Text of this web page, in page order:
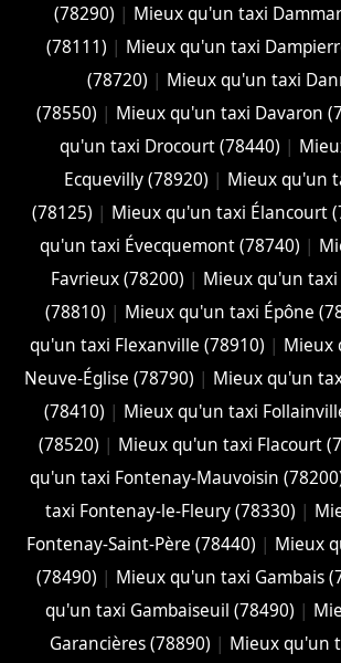
(78290) | Mieux qu'un taxi
(78111) | Mieux qu'un taxi
(78720) | Mieux qu'un taxi
(78550) | Mieux qu'un taxi Davaron
qu'un taxi Drocourt (78440) |
Ecquevilly (78920) | Mieux qu'un
(78125) | Mieux qu'un taxi Élancourt
qu'un taxi Évecquemont (78740) |
Favrieux (78200) | Mieux qu'un taxi
(78810) | Mieux qu'un taxi Épône
qu'un taxi Flexanville (78910) | Mieux
Neuve-Église (78790) | Mieux qu'un
(78410) | Mieux qu'un taxi
(78520) | Mieux qu'un taxi Flacourt
qu'un taxi Fontenay-Mauvoisin
taxi Fontenay-le-Fleury (78330) |
Fontenay-Saint-Père (78440) | Mieux
(78490) | Mieux qu'un taxi Gambais
qu'un taxi Gambaiseuil (78490) |
Garancières (78890) | Mieux qu'un